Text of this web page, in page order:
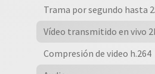
Trama por segundo hasta
Vídeo transmitido en vivo
Compresión de video h.264